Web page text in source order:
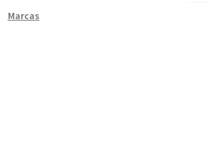
Marcas